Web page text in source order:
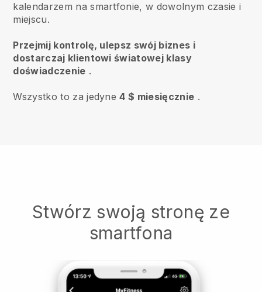
kalendarzem na smartfonie, w dowolnym czasie i
miejscu.
Przejmij kontrolę, ulepsz swój biznes i
dostarczaj klientowi światowej klasy
doświadczenie .
Wszystko to za jedyne4 $ miesięcznie .
Stwórz swoją stronę ze
smartfona